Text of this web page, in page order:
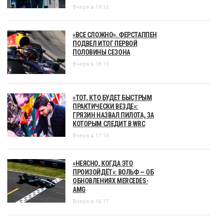
Вчера в 19:12
«ВСЕ СЛОЖНО». ФЕРСТАППЕН
ПОДВЕЛ ИТОГ ПЕРВОЙ
ПОЛОВИНЫ СЕЗОНА
Вчера в 18:15
«ТОТ, КТО БУДЕТ БЫСТРЫМ
ПРАКТИЧЕСКИ ВЕЗДЕ»:
ГРЯЗИН НАЗВАЛ ПИЛОТА, ЗА
КОТОРЫМ СЛЕДИТ В WRC
Вчера в 17:18
«НЕЯСНО, КОГДА ЭТО
ПРОИЗОЙДЁТ»: ВОЛЬФ — ОБ
ОБНОВЛЕНИЯХ MERCEDES-
AMG
Вчера в 16:17